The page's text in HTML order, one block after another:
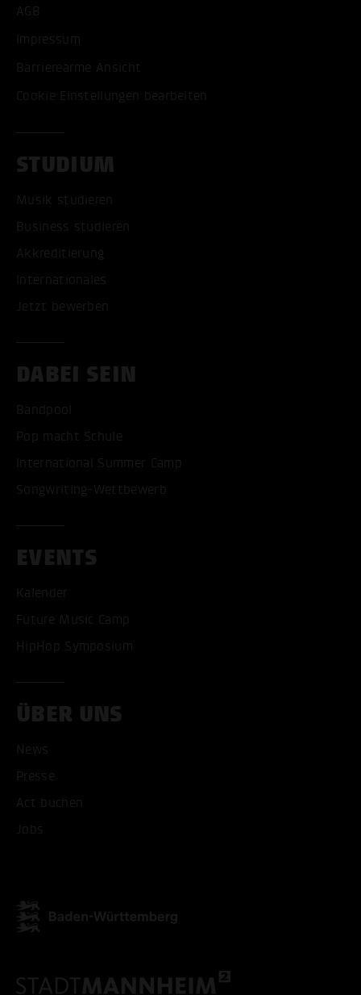
AGB
Impressum
Barrierearme Ansicht
Cookie Einstellungen bearbeiten
STUDIUM
Musik studieren
Business studieren
Akkreditierung
Internationales
Jetzt bewerben
DABEI SEIN
Bandpool
Pop macht Schule
International Summer Camp
Songwriting-Wettbewerb
EVENTS
Kalender
Future Music Camp
HipHop Symposium
ÜBER UNS
News
Presse
Act buchen
Jobs